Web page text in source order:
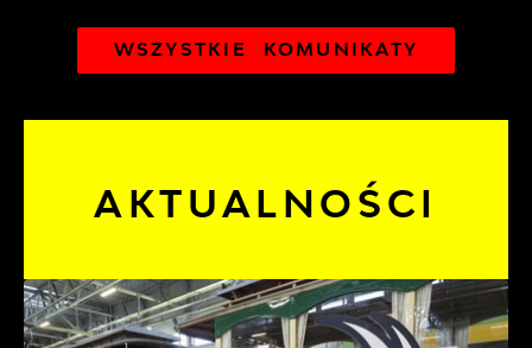
WSZYSTKIE KOMUNIKATY
AKTUALNOŚCI